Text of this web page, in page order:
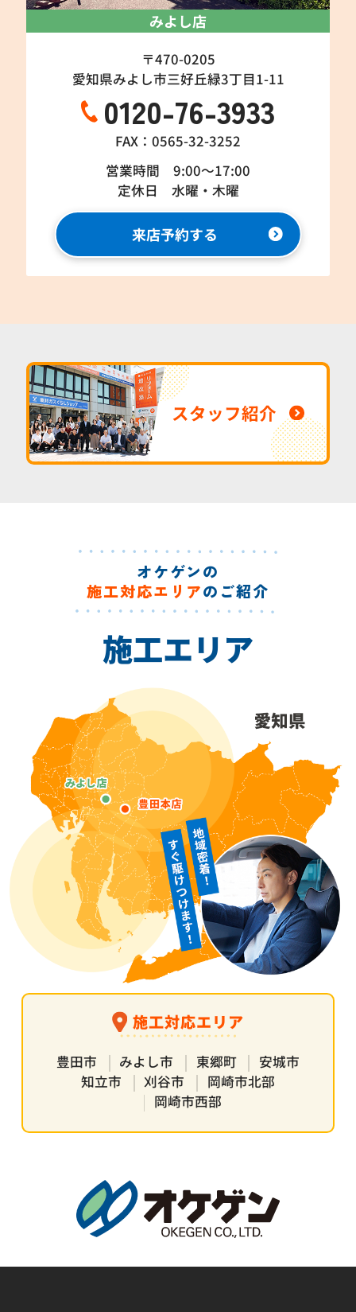
みよし店
〒470-0205
愛知県みよし市三好丘緑3丁目1-11
0120-76-3933
FAX：0565-32-3252
営業時間 9:00～17:00
定休日 水曜・木曜
来店予約する
スタッフ紹介
オケゲンの
施工対応エリアのご紹介
施工エリア
施工対応エリア
豊田市 みよし市 東郷町
安城市
知立市
刈谷市
岡崎市北部
岡崎市西部